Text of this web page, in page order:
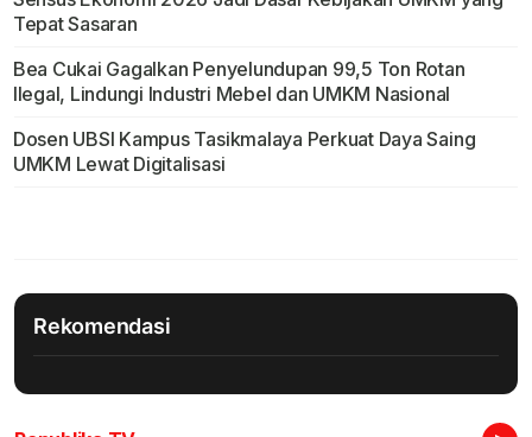
Tepat Sasaran
Bea Cukai Gagalkan Penyelundupan 99,5 Ton Rotan
Ilegal, Lindungi Industri Mebel dan UMKM Nasional
Dosen UBSI Kampus Tasikmalaya Perkuat Daya Saing
UMKM Lewat Digitalisasi
Rekomendasi